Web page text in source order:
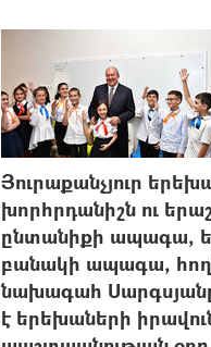
Յուրաքանչյուր
խորհրդանիշն ու
ընտանիքի ապագա,
բանակի ապագա,
նախագահ
է երեխաների